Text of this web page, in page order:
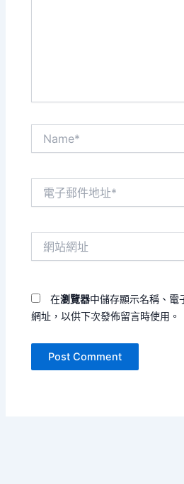
在瀏覽器中儲存顯示名稱、電
網址，以供下次發佈留言時使用。